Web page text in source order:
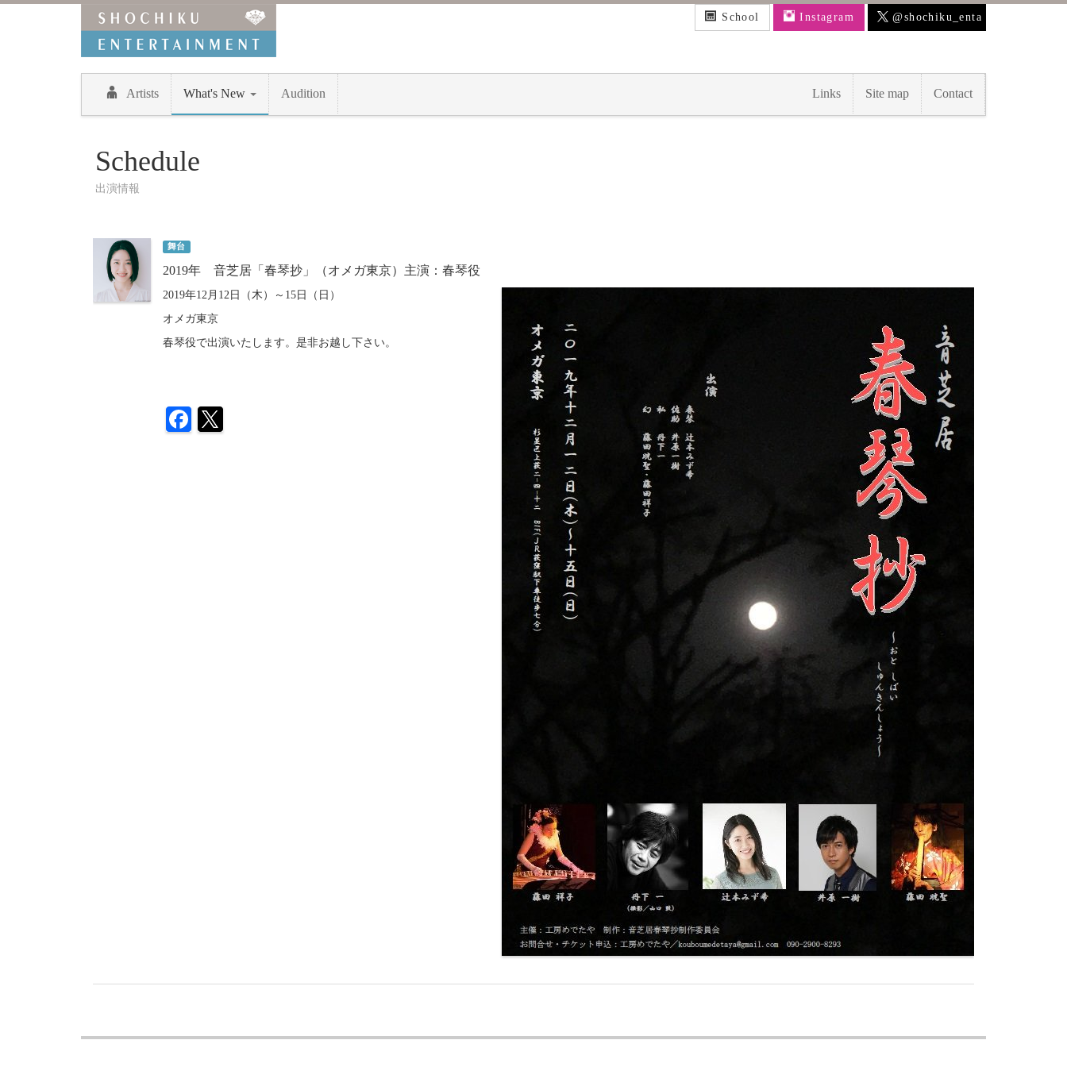
School Instagram @shochiku_enta
Artists What's New Audition Links Site map Contact
Schedule
出演情報
舞台
2019年 音芝居「春琴抄」（オメガ東京）主演：春琴役
2019年12月12日（木）～15日（日）
オメガ東京
春琴役で出演いたします。是非お越し下さい。